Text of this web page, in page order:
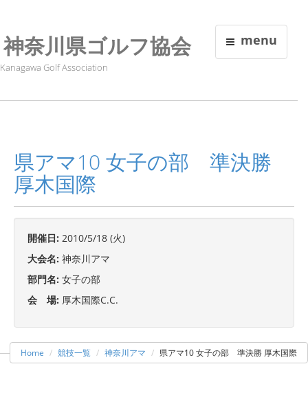
menu
神奈川県ゴルフ協会
Kanagawa Golf Association
県アマ10 女子の部 準決勝
厚木国際
開催日: 2010/5/18 (火)
大会名: 神奈川アマ
部門名: 女子の部
会 場: 厚木国際C.C.
Home 競技一覧 神奈川アマ 県アマ10 女子の部 準決勝 厚木国際